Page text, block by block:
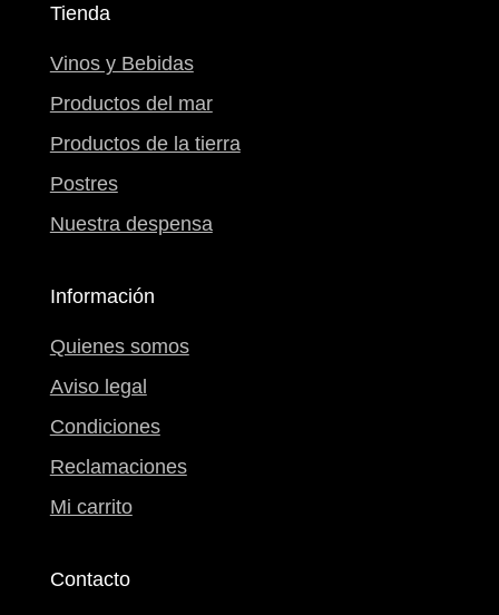
Tienda
Vinos y Bebidas
Productos del mar
Productos de la tierra
Postres
Nuestra despensa
Información
Quienes somos
Aviso legal
Condiciones
Reclamaciones
Mi carrito
Contacto